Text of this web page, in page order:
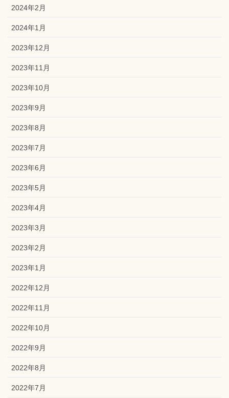
2024年2月
2024年1月
2023年12月
2023年11月
2023年10月
2023年9月
2023年8月
2023年7月
2023年6月
2023年5月
2023年4月
2023年3月
2023年2月
2023年1月
2022年12月
2022年11月
2022年10月
2022年9月
2022年8月
2022年7月